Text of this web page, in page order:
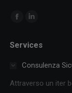
Ci puoi trovare su:
Facebook
opens
window
opens
window
Services
Consulenza
Attraverso un iter